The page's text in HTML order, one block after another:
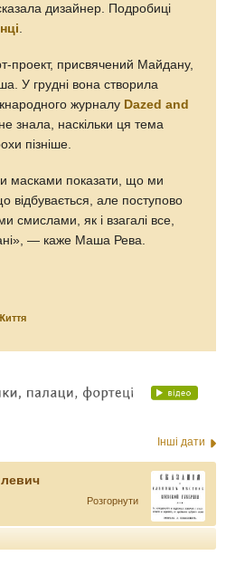
дизайнер. Подробиці
проект, присвячений Майдану,
У грудні вона створила
журналу Dazed and
знала, наскільки ця тема
пізніше.
масками показати, що ми
відбувається, але поступово
смислами, як і взагалі все,
— каже Маша Рева.
Інші дати
Розгорнути